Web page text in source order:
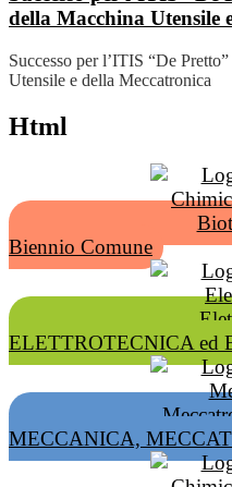
della Macchina Utensile
Successo per l’ITIS “De
Utensile e della Meccatronica
Html
Biennio Comune
ELETTROTECNICA ed
MECCANICA,